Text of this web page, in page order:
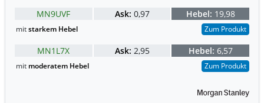
MN9UVF
Ask: 0,97 Hebel: 19,98
mitstarkem Hebel Zum Produkt
MN1L7X Ask: 2,95 Hebel: 6,57
mit moderatem Hebel Zum Produkt